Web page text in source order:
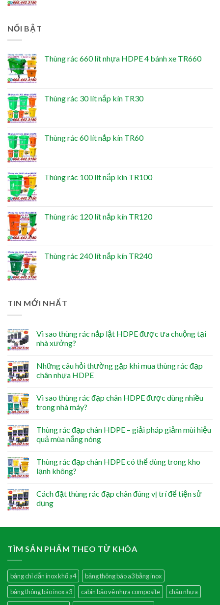
NỔI BẬT
Thùng rác 660 lít nhựa HDPE 4 bánh xe TR660
Thùng rác 30 lít nắp kín TR30
Thùng rác 60 lít nắp kín TR60
Thùng rác 100 lít nắp kín TR100
Thùng rác 120 lít nắp kín TR120
Thùng rác 240 lít nắp kín TR240
TIN MỚI NHẤT
Vì sao thùng rác nắp lật HDPE được ưa chuộng tại
nhà xưởng?
Những câu hỏi thường gặp khi mua thùng rác đạp
chân nhựa HDPE
Vì sao thùng rác đạp chân HDPE được dùng nhiều
trong nhà máy?
Thùng rác đạp chân HDPE – giải pháp giảm mùi hiệu
quả mùa nắng nóng
Thùng rác đạp chân HDPE có thể dùng trong kho
lạnh không?
Cách đặt thùng rác đạp chân đúng vị trí để tiện sử
dụng
TÌM SẢN PHẨM THEO TỪ KHÓA
bảng chỉ dẫn inox khổ a4
bảng thông báo a3 bằng inox
bảng thông báo inox a3
cabin bảo vệ nhựa composite
chậu nhựa